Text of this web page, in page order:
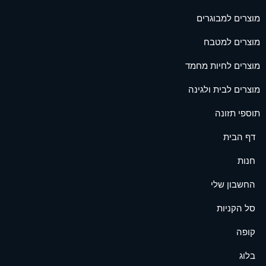
מוצרים למבוגרים
מוצרים למטבח
מוצרים לחיות מחמד
מוצרים לבית ולגינה
תוספי תזונה
דף הבית
חנות
החשבון שלי
סל הקניות
קופה
בלוג